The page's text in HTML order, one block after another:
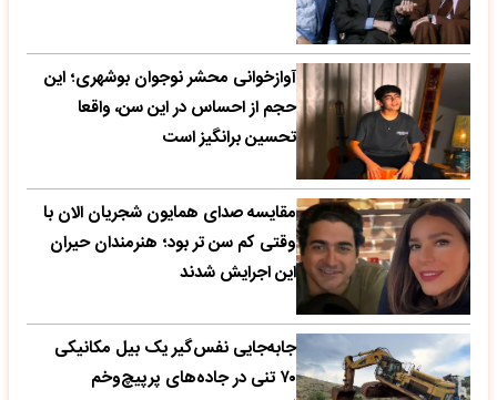
آوازخوانی محشر نوجوان بوشهری؛ این
حجم از احساس در این سن، واقعا
تحسین‌ برانگیز است
مقایسه صدای همایون شجریان الان با
وقتی کم سن تر بود؛ هنرمندان حیران
این اجرایش شدند
جابه‌جایی نفس‌گیر یک بیل مکانیکی
۷۰ تنی در جاده‌های پرپیچ‌وخم